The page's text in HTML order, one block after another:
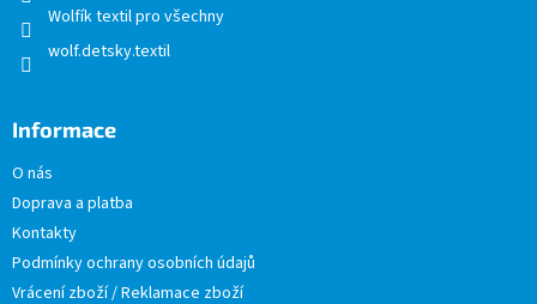
Wolfík textil pro všechny
wolf.detsky.textil
Informace
O nás
Doprava a platba
Kontakty
Podmínky ochrany osobních údajů
Vrácení zboží / Reklamace zboží